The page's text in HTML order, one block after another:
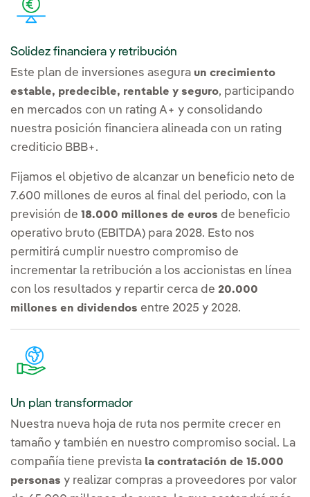
Solidez financiera y retribución
Este plan de inversiones asegura un crecimiento
estable, predecible, rentable y seguro, participando
en mercados con un rating A+ y consolidando
nuestra posición financiera alineada con un rating
crediticio BBB+.
Fijamos el objetivo de alcanzar un beneficio neto de
7.600 millones de euros al final del periodo, con la
previsión de 18.000 millones de euros de beneficio
operativo bruto (EBITDA) para 2028. Esto nos
permitirá cumplir nuestro compromiso de
incrementar la retribución a los accionistas en línea
con los resultados y repartir cerca de 20.000
millones en dividendos entre 2025 y 2028.
Un plan transformador
Nuestra nueva hoja de ruta nos permite crecer en
tamaño y también en nuestro compromiso social. La
compañía tiene prevista la contratación de 15.000
personas y realizar compras a proveedores por valor